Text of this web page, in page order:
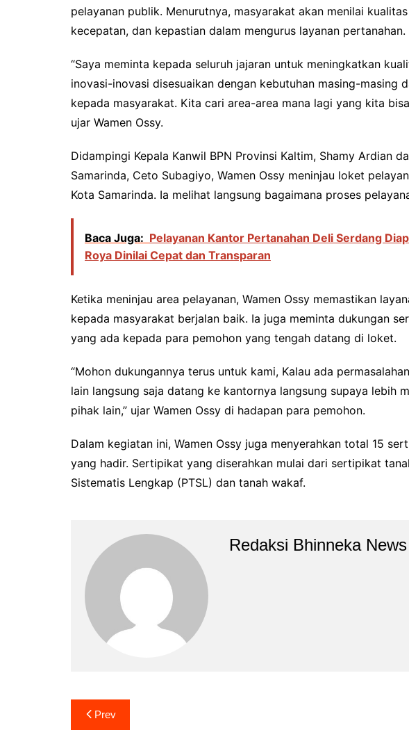
pelayanan publik. Menurutnya, masyarakat akan menilai
kecepatan, dan kepastian dalam mengurus layanan pertanahan.
“Saya meminta kepada seluruh jajaran untuk meningkatkan
inovasi-inovasi disesuaikan dengan kebutuhan masing-masing
kepada masyarakat. Kita cari area-area mana lagi yang kita
ujar Wamen Ossy.
Didampingi Kepala Kanwil BPN Provinsi Kaltim, Shamy Ardian
Samarinda, Ceto Subagiyo, Wamen Ossy meninjau loket
Kota Samarinda. Ia melihat langsung bagaimana proses
Baca Juga: Pelayanan Kantor Pertanahan Deli Serdang
Roya Dinilai Cepat dan Transparan
Ketika meninjau area pelayanan, Wamen Ossy memastikan
kepada masyarakat berjalan baik. Ia juga meminta dukungan
yang ada kepada para pemohon yang tengah datang di loket.
“Mohon dukungannya terus untuk kami, Kalau ada
lain langsung saja datang ke kantornya langsung supaya lebih
pihak lain,” ujar Wamen Ossy di hadapan para pemohon.
Dalam kegiatan ini, Wamen Ossy juga menyerahkan total 15
yang hadir. Sertipikat yang diserahkan mulai dari sertipikat
Sistematis Lengkap (PTSL) dan tanah wakaf.
Redaksi Bhinneka News
Navigasi
pos
Prev